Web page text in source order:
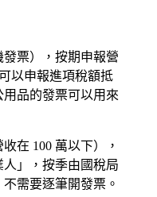
票），按期申報營
以申報進項稅額抵
品的發票可以用來
在 100 萬以下），
」，按季由國稅局
需要逐筆開發票。